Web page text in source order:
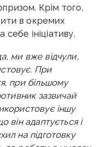
Крім того,
в окремих
ініціативу.
ми вже відчули,
При
при більшому
зазвичай
іншу
він адаптується і
на підготовку